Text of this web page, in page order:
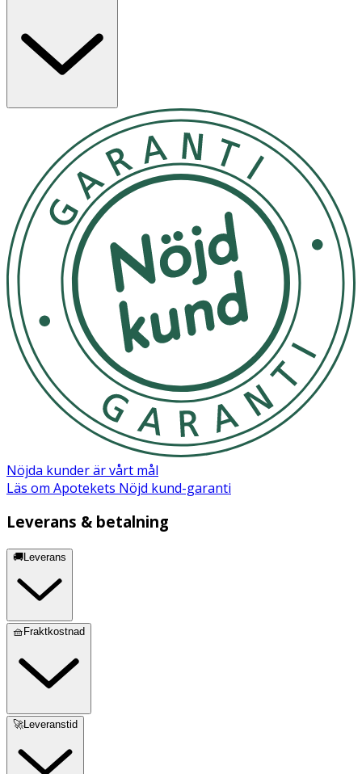
· Som rengörande mask.
· Som daglig rengöring.
- Punktbehandling: Applicera på kvällen på finnen och låt
verka över natten. Skölj av med vatten morgonen därpå.
Upprepa om det behövs.
- Mask: Applicera ett tjockt lager över ansiktet 1–2
gånger i veckan. Låt verka i 10 minuter och skölj av med
vatten.
- Rengöring: Massera in på fuktat ansikte en gång om
dagen och skölj av med vatten.
Innehåll
Aqua (water), illite, calcium carbonate, glycerin, kaolin,
decyl glucoside, glyceryl stearate, caprylic/capric
triglyceride, hydrolyzed cicer seed extract, pentylene
glycol, sodium polyacrylate, myristyl alcohol, sodium
stearoyl glutamate, glyceryl caprylate, xanthan gum,
cetearyl alcohol, parfum (fragrance), myristyl glucoside,
ethylhexylglycerin, coco-glucoside, curcuma longa
(turmeric) root extract, o-cymen-5-ol, tocopherol.
Nöjda kunder är vårt mål
Läs om Apotekets Nöjd kund-garanti
Leverans & betalning
🚚Leverans
🧺Fraktkostnad
🚀Leveranstid